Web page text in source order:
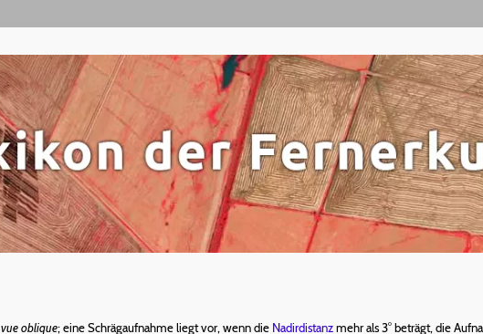
vue oblique; eine Schrägaufnahme liegt vor, wenn die Nadirdistanzmehr als 3° beträgt, die